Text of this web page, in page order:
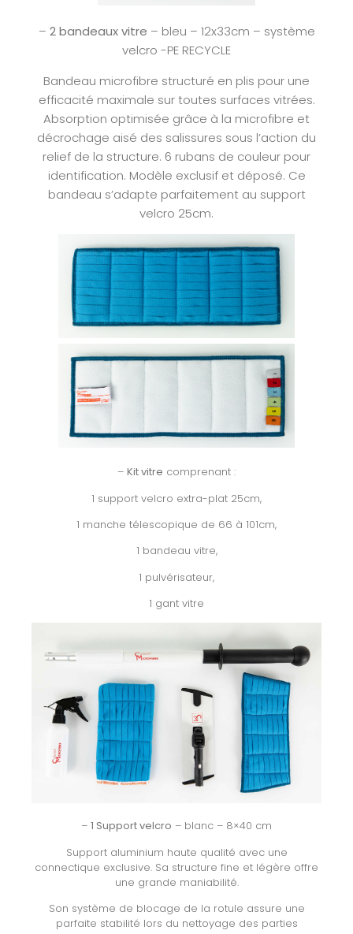
– 2 bandeaux vitre – bleu – 12x33cm – système
velcro -PE RECYCLE
Bandeau microfibre structuré en plis pour une
efficacité maximale sur toutes surfaces vitrées.
Absorption optimisée grâce à la microfibre et
décrochage aisé des salissures sous l’action du
relief de la structure. 6 rubans de couleur pour
identification. Modèle exclusif et déposé. Ce
bandeau s’adapte parfaitement au support
velcro 25cm.
– Kit vitre comprenant :
1 support velcro extra-plat 25cm,
1 manche télescopique de 66 à 101cm,
1 bandeau vitre,
1 pulvérisateur,
1 gant vitre
– 1 Support velcro – blanc – 8×40 cm
Support aluminium haute qualité avec une
connectique exclusive. Sa structure fine et légère offre
une grande maniabilité.
Son système de blocage de la rotule assure une
parfaite stabilité lors du nettoyage des parties